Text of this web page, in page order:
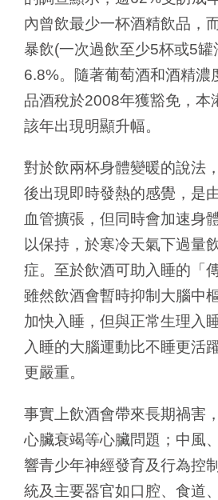
內曾飲最少一杯酒精飲品，
暴飲(一次過飲至少5杯或5
6.8%。隨著葡萄酒和酒精濃
品酒稅於2008年獲豁免，本
該年出現明顯升幅。
對於飲兩杯身體變暖的說法
後出現即時發熱的感覺，是
血管擴張，但同時會加速身
以保持，於寒冷天氣下過量
症。至於飲酒可助入睡的「
雖然飲酒會暫時抑制大腦中
加快入睡，但與正常生理入
入睡的大腦運動比不睡更活
更嚴重。
事實上飲酒會帶來長期禍害
心臟衰竭等心臟問題；中風
響青少年神經發育及行為控
統及主要器官如口腔、食道